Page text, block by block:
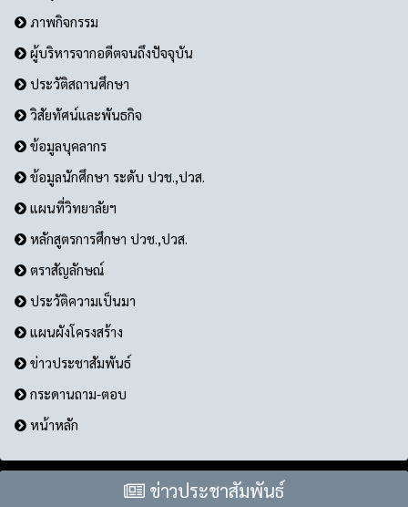
ภาพกิจกรรม
ผู้บริหารจากอดีตจนถึงปัจจุบัน
ประวัติสถานศึกษา
วิสัยทัศน์และพันธกิจ
ข้อมูลบุคลากร
ข้อมูลนักศึกษา ระดับ ปวช.,ปวส.
แผนที่วิทยาลัยฯ
หลักสูตรการศึกษา ปวช.,ปวส.
ตราสัญลักษณ์
ประวัติความเป็นมา
แผนผังโครงสร้าง
ข่าวประชาสัมพันธ์
กระดานถาม-ตอบ
หน้าหลัก
ข่าวประชาสัมพันธ์